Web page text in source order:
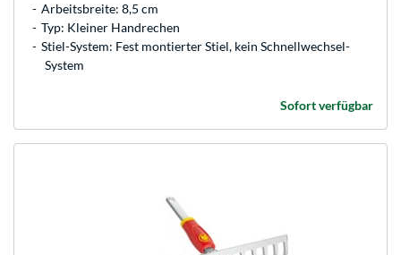
Arbeitsbreite: 8,5 cm
Typ: Kleiner Handrechen
Stiel-System: Fest montierter Stiel, kein Schnellwechsel-
System
Sofort verfügbar